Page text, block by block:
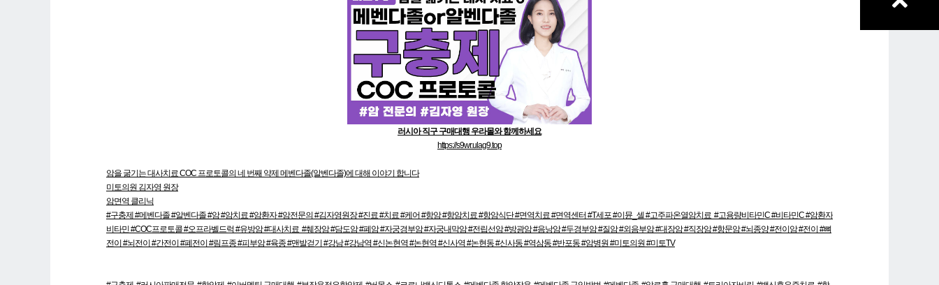
러시아 직구 구매대행 우라몰와 함께하세요
https://s9wr.ulag9.top
암을 굶기는 대사치료 COC 프로토콜의 네 번째 약제 메벤다졸(알벤다졸)에 대해 이야기 합니다
미토의원 김자영 원장
암면역 클리닉
#구충제 #메벤다졸 #알벤다졸 #암 #암치료 #암환자 #암전문의 #김자영원장 #진료 #치료 #케어 #항암 #항암치료 #항암식단 #면역치료 #면역센터 #T세포 #이뮨_셀 #고주파온열암치료 #고용량비타민C #비타민C #암환자
비타민 #COC프로토콜 #오프라벨드럭 #유방암 #대사치료 #췌장암 #담도암 #폐암 #자궁경부암 #자궁내막암 #전립선암 #방광암 #음낭암 #두경부암 #질암 #외음부암 #대장암 #직장암 #항문암 #뇌종양 #전이암 #전이 #뼈
전이 #뇌전이 #간전이 #폐전이 #림프종 #피부암 #육종 #맨발걷기 #강남 #강남역 #신논현역 #논현역 #신사역 #논현동 #신사동 #역삼동 #반포동 #암병원 #미토의원 #미토TV